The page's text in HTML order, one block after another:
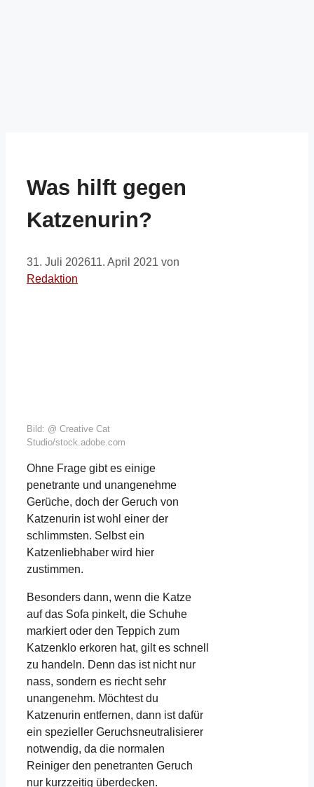
Was hilft gegen
Katzenurin?
31. Juli 202611. April 2021 von
Redaktion
Bild: @ Creative Cat
Studio/stock.adobe.com
Ohne Frage gibt es einige
penetrante und unangenehme
Gerüche, doch der Geruch von
Katzenurin ist wohl einer der
schlimmsten. Selbst ein
Katzenliebhaber wird hier
zustimmen.
Besonders dann, wenn die Katze
auf das Sofa pinkelt, die Schuhe
markiert oder den Teppich zum
Katzenklo erkoren hat, gilt es schnell
zu handeln. Denn das ist nicht nur
nass, sondern es riecht sehr
unangenehm. Möchtest du
Katzenurin entfernen, dann ist dafür
ein spezieller Geruchsneutralisierer
notwendig, da die normalen
Reiniger den penetranten Geruch
nur kurzzeitig überdecken.